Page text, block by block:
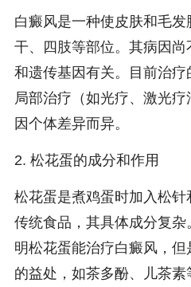
白癜风是一种使皮肤和毛
干、四肢等部位。其病因
和遗传基因有关。目前治
局部治疗（如光疗、激光
因个体差异而异。
2. 松花蛋的成分和作用
松花蛋是煮鸡蛋时加入松
传统食品，其具体成分复
明松花蛋能治疗白癜风，
的益处，如茶多酚、儿茶